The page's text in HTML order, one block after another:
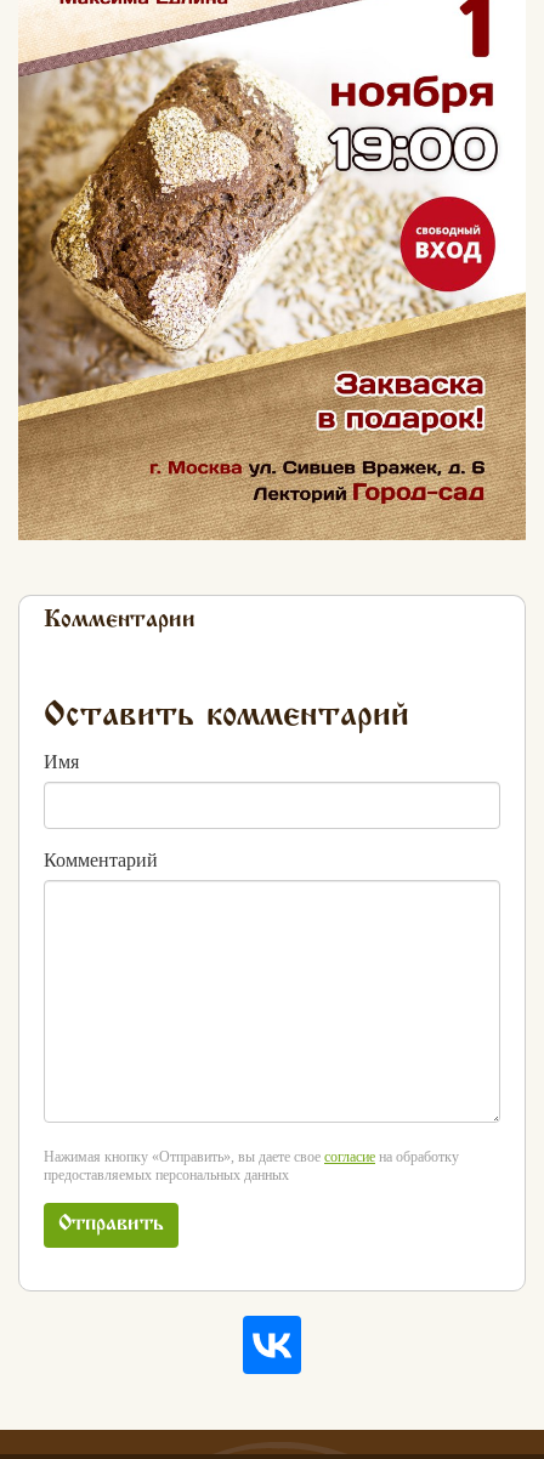
Комментарии
Оставить комментарий
Имя
Комментарий
Нажимая кнопку «Отправить», вы даете свое согласие на обработку
предоставляемых персональных данных
Отправить